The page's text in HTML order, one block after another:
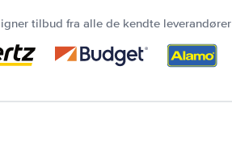
tilbud fra alle de kendte leverandører